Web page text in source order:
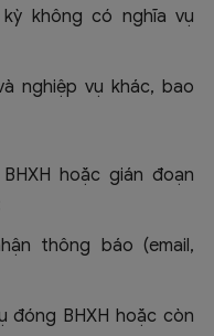
không có nghĩa vụ
nghiệp vụ khác, bao
hoặc gián đoạn
thông báo (email,
đóng BHXH hoặc còn